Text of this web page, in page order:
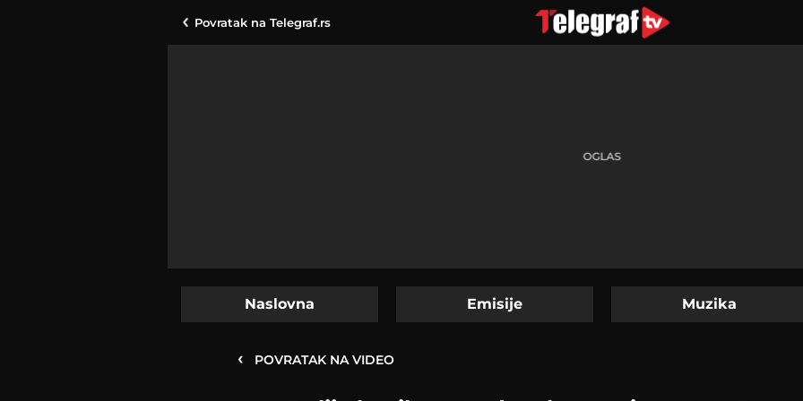
Povratak na Telegraf.rs
Naslovna Emisije Muzika
‹ POVRATAK NA VIDEO